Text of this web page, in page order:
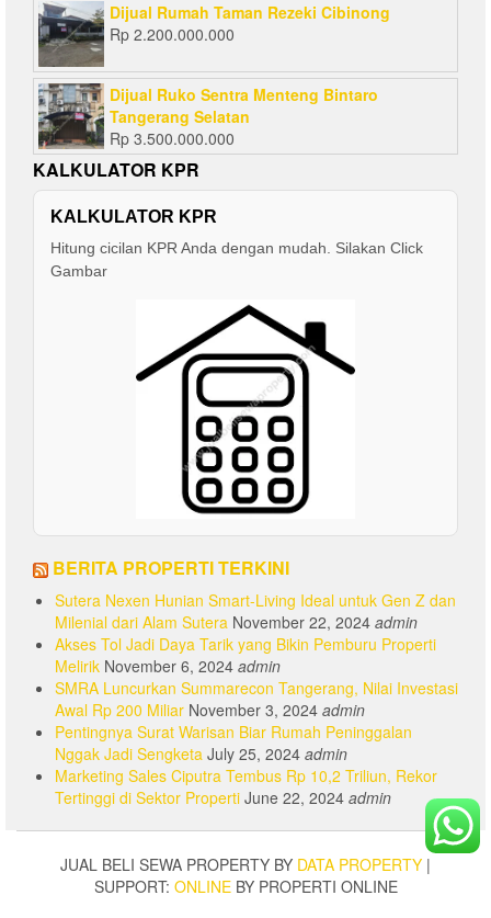
Dijual Rumah Taman Rezeki Cibinong
Rp 2.200.000.000
Dijual Ruko Sentra Menteng Bintaro
Tangerang Selatan
Rp 3.500.000.000
KALKULATOR KPR
KALKULATOR KPR
Hitung cicilan KPR Anda dengan mudah. Silakan Click
Gambar
BERITA PROPERTI TERKINI
Sutera Nexen Hunian Smart-Living Ideal untuk Gen Z dan
Milenial dari Alam Sutera November 22, 2024 admin
Akses Tol Jadi Daya Tarik yang Bikin Pemburu Properti
Melirik November 6, 2024 admin
SMRA Luncurkan Summarecon Tangerang, Nilai Investasi
Awal Rp 200 Miliar November 3, 2024 admin
Pentingnya Surat Warisan Biar Rumah Peninggalan
Nggak Jadi Sengketa July 25, 2024 admin
Marketing Sales Ciputra Tembus Rp 10,2 Triliun, Rekor
Tertinggi di Sektor Properti June 22, 2024 admin
JUAL BELI SEWA PROPERTY BY DATA PROPERTY |
SUPPORT: ONLINEBY PROPERTI ONLINE